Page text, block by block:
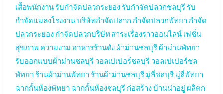
เสื้อพนักงาน รับกำจัดปลวกระยอง รับกำจัดปลวกชลบุรี รับ
กำจัดแมลงโรงงานบริษัทกำจัดปลวก กำจัดปลวกพัทยา กำจัด
ปลวกระยอง กำจัดปลวกบริษัท สาระเรื่องราวออนไลน์ เฟชั่น
สุขภาพ ความงาม อาหารร้านดัง ผ้าม่านชลบุรี ผ้าม่านพัทยา
รับออกแบบผ้าม่านชลบุรี วอลเปเปอร์ชลบุรี วอลเปเปอร์ชล
พัทยา ร้านผ้าม่านพัทยา ร้านผ้าม่านชลบุรี มู่ลี่ชลบุรี มู่ลี่พัทยา
ฉากกั้นห้องพัทยา ฉากกั้นห้องชลบุรี ก่อสร้าง บ้านน่าอยู่ ผลิตก